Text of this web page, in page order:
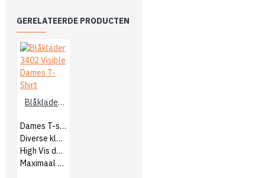
GERELATEERDE PRODUCTEN
Blåkläder 3402 Visible Dames T-Shirt
Dames T-shirt
Diverse kleuren
High Vis details
Maximaal comfort